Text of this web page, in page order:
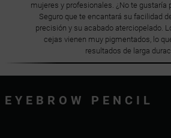
mujeres y profesionales. ¿No te gustaría
Seguro que te encantará su facilidad
precisión y su acabado aterciopelado.
cejas vienen muy pigmentados, lo
resultados de larga
EYEBROW PENCIL